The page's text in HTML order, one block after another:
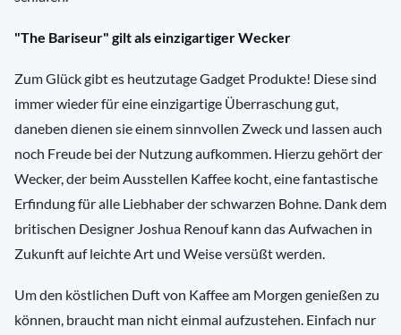
"The Bariseur" gilt als einzigartiger Wecker
Zum Glück gibt es heutzutage Gadget Produkte! Diese sind
immer wieder für eine einzigartige Überraschung gut,
daneben dienen sie einem sinnvollen Zweck und lassen auch
noch Freude bei der Nutzung aufkommen. Hierzu gehört der
Wecker, der beim Ausstellen Kaffee kocht, eine fantastische
Erfindung für alle Liebhaber der schwarzen Bohne. Dank dem
britischen Designer Joshua Renouf kann das Aufwachen in
Zukunft auf leichte Art und Weise versüßt werden.
Um den köstlichen Duft von Kaffee am Morgen genießen zu
können, braucht man nicht einmal aufzustehen. Einfach nur